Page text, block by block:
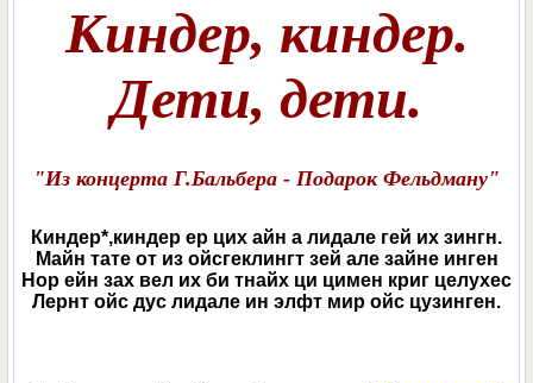
Киндер, киндер.
Дети, дети.
"Из концерта Г.Бальбера - Подарок Фельдману"
Киндер*,киндер ер цих айн а лидале гей их зингн.
Майн тате от из ойсгеклингт зей але зайне инген
Нор ейн зах вел их би тнайх ци цимен криг целухес
Лернт ойс дус лидале ин элфт мир ойс цузинген.